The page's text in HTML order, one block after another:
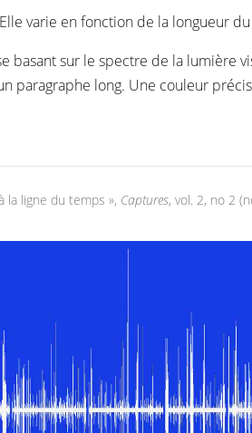
varie en fonction de la longueur
basant sur le spectre de la lumière
paragraphe long. Une couleur
la ligne du temps », Captures, vol. 2, no 2